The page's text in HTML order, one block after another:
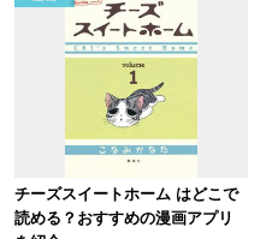
チーズスイートホーム はどこで
読める？おすすめの漫画アプリ